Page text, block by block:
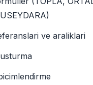
ve araliklari